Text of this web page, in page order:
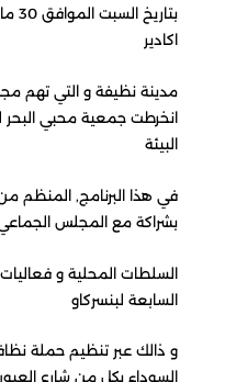
اكادير
مدينة نظيفة و التي تهم
انخرطت جمعية محبي البحر
البيئة
في هذا البرنامج,
بشراكة مع المجلس الجماعي
السلطات المحلية و
السابعة لبنسركاو
و ذالك عبر تنظيم حملة
السوداء بكل من شارع